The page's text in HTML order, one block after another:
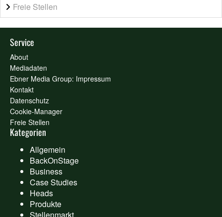
Freie Stellen
Service
About
Mediadaten
Ebner Media Group: Impressum
Kontakt
Datenschutz
Cookie-Manager
Freie Stellen
Kategorien
Allgemein
BackOnStage
Business
Case Studies
Heads
Produkte